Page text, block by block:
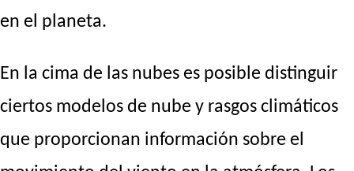
en el planeta.
En la cima de las nubes es posible distinguir
ciertos modelos de nube y rasgos climáticos
que proporcionan información sobre el